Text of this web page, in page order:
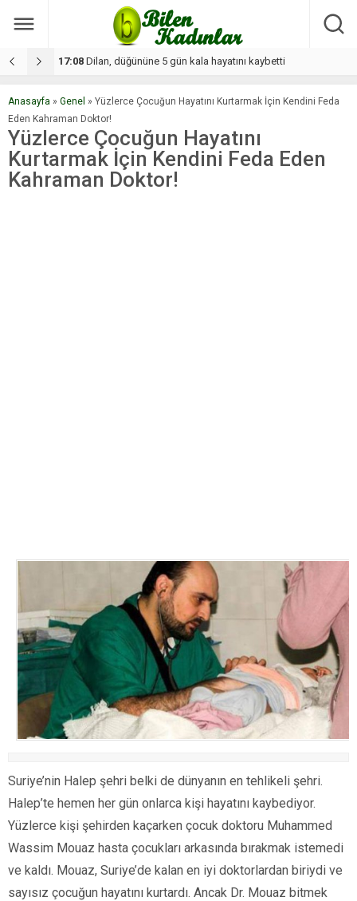
17:08 Dilan, düğününe 5 gün kala hayatını kaybetti
Anasayfa » Genel » Yüzlerce Çocuğun Hayatını Kurtarmak İçin Kendini Feda
Eden Kahraman Doktor!
Yüzlerce Çocuğun Hayatını
Kurtarmak İçin Kendini Feda Eden
Kahraman Doktor!
Suriye’nin Halep şehri belki de dünyanın en tehlikeli şehri.
Halep’te hemen her gün onlarca kişi hayatını kaybediyor.
Yüzlerce kişi şehirden kaçarken çocuk doktoru Muhammed
Wassim Mouaz hasta çocukları arkasında bırakmak istemedi
ve kaldı. Mouaz, Suriye’de kalan en iyi doktorlardan biriydi ve
sayısız çocuğun hayatını kurtardı. Ancak Dr. Mouaz bitmek